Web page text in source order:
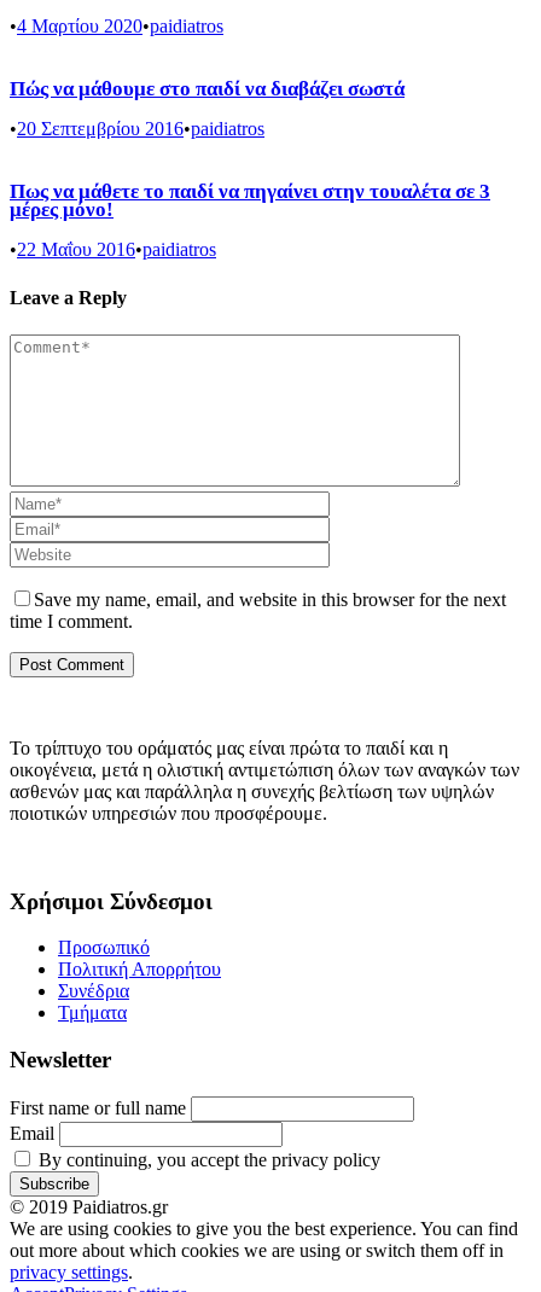
•4 Μαρτίου 2020•paidiatros
Πώς να μάθουμε στο παιδί να διαβάζει σωστά
•20 Σεπτεμβρίου 2016•paidiatros
Πως να μάθετε το παιδί να πηγαίνει στην τουαλέτα σε 3
μέρες μόνο!
•22 Μαΐου 2016•paidiatros
Leave a Reply
Save my name, email, and website in this browser for the next
time I comment.
Το τρίπτυχο του οράματός μας είναι πρώτα το παιδί και η
οικογένεια, μετά η ολιστική αντιμετώπιση όλων των αναγκών των
ασθενών μας και παράλληλα η συνεχής βελτίωση των υψηλών
ποιοτικών υπηρεσιών που προσφέρουμε.
Χρήσιμοι Σύνδεσμοι
Προσωπικό
Πολιτική Απορρήτου
Συνέδρια
Τμήματα
Newsletter
First name or full name
Email
By continuing, you accept the privacy policy
© 2019 Paidiatros.gr
We are using cookies to give you the best experience. You can find
out more about which cookies we are using or switch them off in
privacy settings.